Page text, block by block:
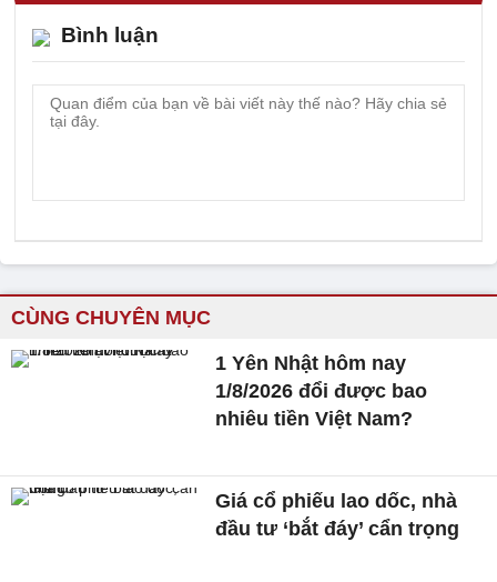
Bình luận
CÙNG CHUYÊN MỤC
1 Yên Nhật hôm nay
1/8/2026 đổi được bao
nhiêu tiền Việt Nam?
Giá cổ phiếu lao dốc, nhà
đầu tư ‘bắt đáy’ cẩn trọng